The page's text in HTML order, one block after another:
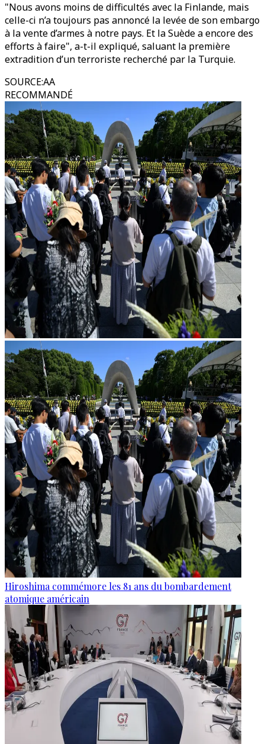
"Nous avons moins de difficultés avec la Finlande, mais
celle-ci n’a toujours pas annoncé la levée de son embargo
à la vente d’armes à notre pays. Et la Suède a encore des
efforts à faire", a-t-il expliqué, saluant la première
extradition d’un terroriste recherché par la Turquie.
SOURCE:AA
RECOMMANDÉ
Hiroshima commémore les 81 ans du bombardement
atomique américain